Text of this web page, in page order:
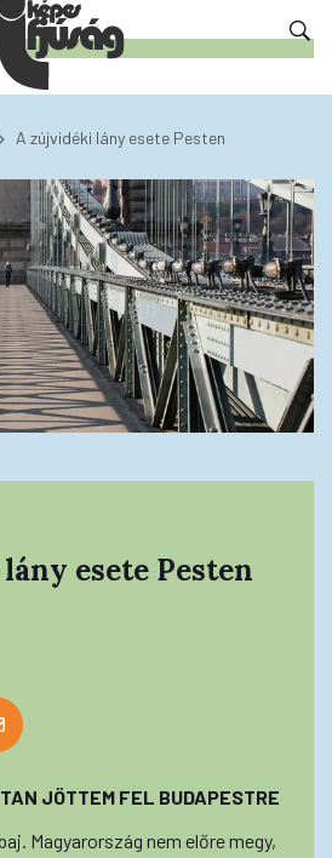
A zújvidéki lány esete Pesten
esete Pesten
JÖTTEM FEL BUDAPESTRE
Magyarország nem előre megy,